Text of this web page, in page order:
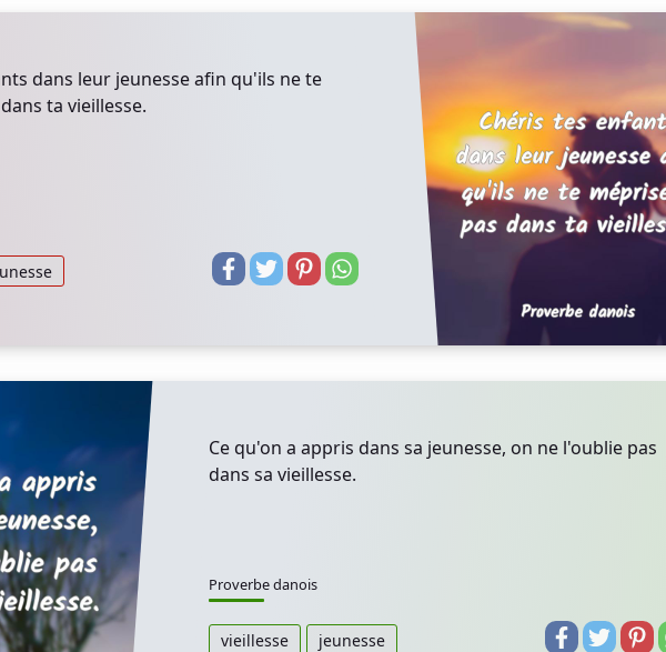
dans leur jeunesse afin qu'ils ne te
ta vieillesse.
Ce qu'on a appris dans sa jeunesse, on ne l'oublie pas
dans sa vieillesse.
Proverbe danois
vieillesse jeunesse